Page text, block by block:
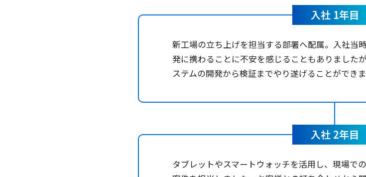
入社 1年目
新工場の立ち上げを担当する部署へ配属。入社当
発に携わることに不安を感じることもありました
ステムの開発から検証までやり遂げることができま
入社 2年目
タブレットやスマートウォッチを活用し、現場で